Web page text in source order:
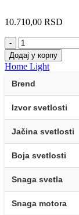
10.710,00 RSD
-
Додај у корпу
Home Light
Brend
Izvor svetlosti
Jačina svetlosti
Boja svetlosti
Snaga svetla
Snaga motora